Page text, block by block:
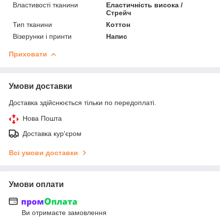
Властивості тканини
Еластичність висока /
Стрейч
Тип тканини
Коттон
Візерунки і принти
Напис
Приховати
Умови доставки
Доставка здійснюється тільки по передоплаті.
Нова Пошта
Доставка кур'єром
Всі умови доставки
Умови оплати
Ви отримаєте замовлення